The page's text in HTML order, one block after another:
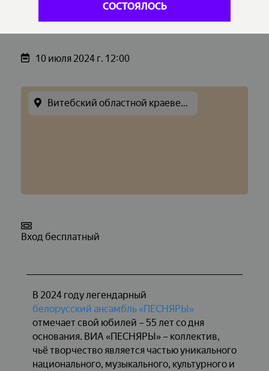
СОСТОЯЛОСЬ
10 июля 2024 г. 12:00
Витебский областной краеведческий музей
Вход бесплатный
В 2024 году легендарный
белорусский ансамбль «ПЕСНЯРЫ»
отмечает свой юбилей – 55 лет со дня
основания. ВИА «ПЕСНЯРЫ» – коллектив,
чьё творчество является частью уникального
национального, музыкального, культурного и